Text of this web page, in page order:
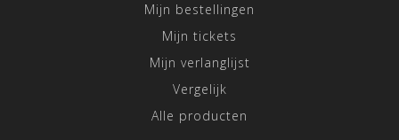
Mijn bestellingen
Mijn tickets
Mijn verlanglijst
Vergelijk
Alle producten